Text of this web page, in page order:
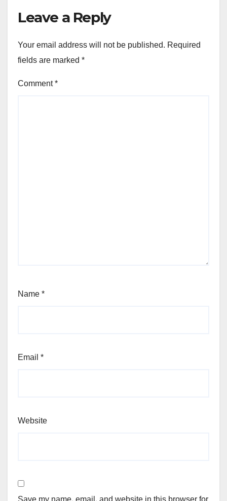
Leave a Reply
Your email address will not be published. Required
fields are marked *
Comment*
Name *
Email *
Website
Save my name, email, and website in this browser for